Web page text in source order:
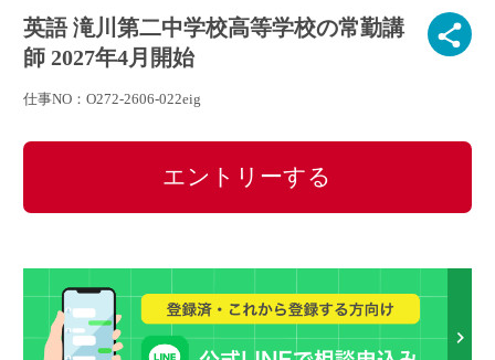
英語 滝川第二中学校高等学校の常勤講
師 2027年4月開始
仕事NO：O272-2606-022eig
エントリーする